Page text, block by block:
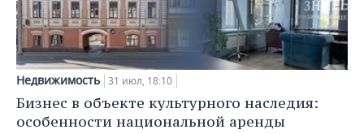
Недвижимость 31 июл, 18:10
Бизнес в объекте культурного наследия:
особенности национальной аренды